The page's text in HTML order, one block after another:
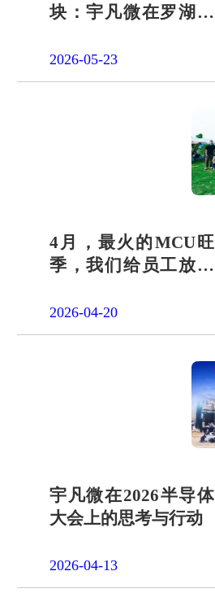
块：宇凡微在罗湖展
答卷
2026-05-23
4月，最火的MCU旺
季，我们给员工放了
2026-04-20
宇凡微在2026半导体
大会上的思考与行动
2026-04-13